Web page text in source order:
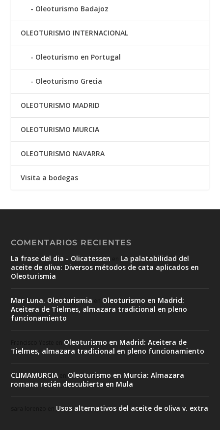
Oleoturismo Badajoz
OLEOTURISMO INTERNACIONAL
Oleoturismo en Portugal
Oleoturismo Grecia
OLEOTURISMO MADRID
OLEOTURISMO MURCIA
OLEOTURISMO NAVARRA
Visita a bodegas
COMENTARIOS RECIENTES
La frase del dia - Olicatessen
La palatabilidad del
aceite de oliva: Diversos métodos de cata aplicados en
Oleoturismia
Mar Luna. Oleoturismia
Oleoturismo en Madrid:
Aceitera de Tielmes, almazara tradicional en pleno
funcionamiento
Oleoturismo en Madrid: Aceitera de
Tielmes, almazara tradicional en pleno funcionamiento
CLIMAMURCIA
Oleoturismo en Murcia: Almazara
romana recién descubierta en Mula
Usos alternativos del aceite de oliva v. extra